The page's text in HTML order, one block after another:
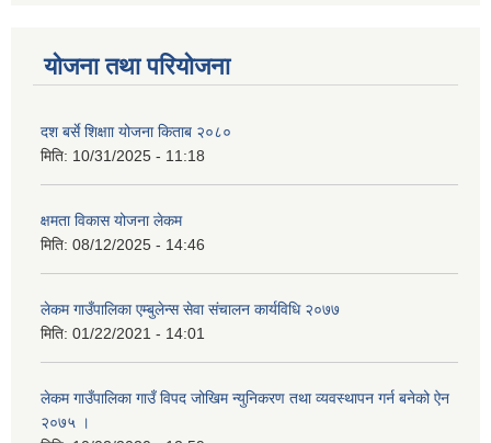
योजना तथा परियोजना
दश बर्से शिक्षाा योजना किताब २०८०
मिति: 10/31/2025 - 11:18
क्षमता विकास योजना लेकम
मिति: 08/12/2025 - 14:46
लेकम गाउँपालिका एम्बुलेन्स सेवा संचालन कार्यविधि २०७७
मिति: 01/22/2021 - 14:01
लेकम गाउँपालिका गाउँ विपद जोखिम न्युनिकरण तथा व्यवस्थापन गर्न बनेको ऐन
२०७५ ।